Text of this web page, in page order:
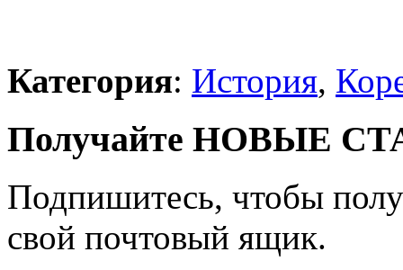
Категория: История,
Получайте НОВЫЕ
Подпишитесь, чтобы
свой почтовый ящик.